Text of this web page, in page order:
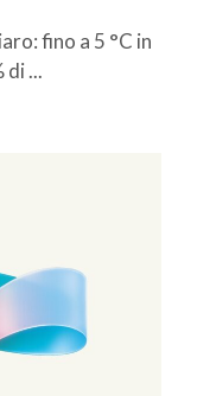
fino a 5 °C in
di ...